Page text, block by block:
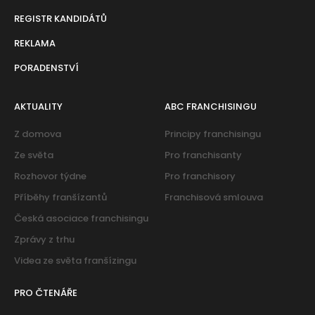
REGISTR KANDIDÁTŮ
REKLAMA
PORADENSTVÍ
AKTUALITY
Z domova
Ze světa
Rozhovor týdne
Příběhy franšízantů
Česká asociace franchisingu
Zprávy z trhu
Videa ze světa franšízingu
ABC FRANCHISINGU
Principy franchisingu
Pro franchisanty
Pro franchisory
Franchisová smlouva
PRO ČTENÁŘE